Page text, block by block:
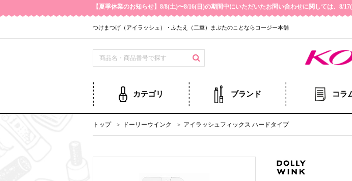
【夏季休業のお知らせ】8/8(土)〜8/16(日)の期間中にいただいたお問い合わせに関しては、8/
つけまつげ（アイラッシュ）・ふたえ（二重）まぶたのことならコージー本舗
カテゴリ ブランド コラ
トップ ドーリーウインク アイラッシュフィックス ハードタイプ